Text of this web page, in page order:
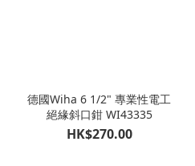
德國Wiha 6 1/2" 專業性電工
絕緣斜口鉗 WI43335
HK$270.00